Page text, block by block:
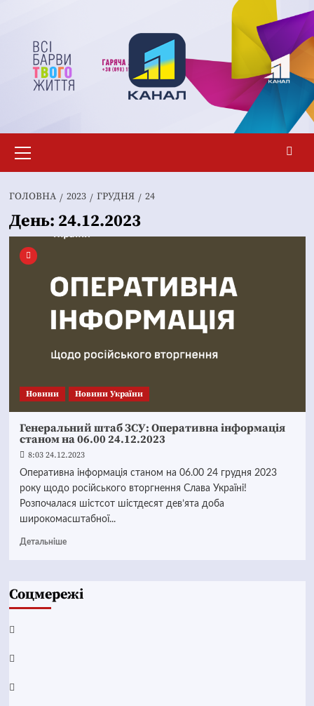
вмісту
меню
ГОЛОВНА 2023 ГРУДНЯ 24
День: 24.12.2023
Новини Новини України
Генеральний штаб ЗСУ: Оперативна інформація
станом на 06.00 24.12.2023
8:03 24.12.2023
Оперативна інформація станом на 06.00 24 грудня 2023
року щодо російського вторгнення Слава Україні!
Розпочалася шістсот шістдесят дев’ята доба
широкомасштабної...
Детальніше
Соцмережі
Facebook
YouTube
Telegram